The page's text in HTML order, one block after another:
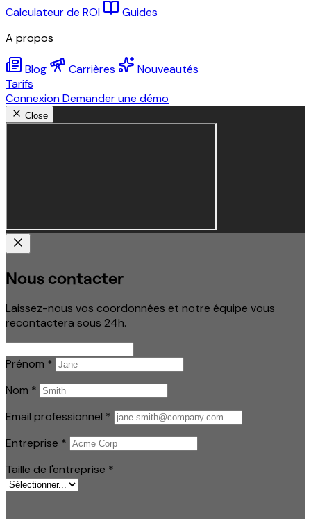
Calculateur de ROI
Guides
A propos
Blog Carrières
Nouveautés
Tarifs
ConnexionDemander une démo
Close
Nous contacter
Laissez-nous vos coordonnées et notre équipe vous
recontactera sous 24h.
Prénom *
Nom *
Email professionnel *
Entreprise *
Taille de l'entreprise *